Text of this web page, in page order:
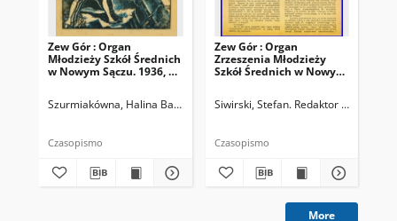
Zew Gór : Organ
Młodzieży Szkół Średnich
w Nowym Sączu. 1936, R.
Szurmiakówna, Halina Barbara (1920-1945). Redaktor naczelny
Czasopismo
Zew Gór : Organ
Zrzeszenia Młodzieży
Szkół Średnich w Nowym
Siwirski, Stefan. Redaktor naczelny
Czasopismo
More